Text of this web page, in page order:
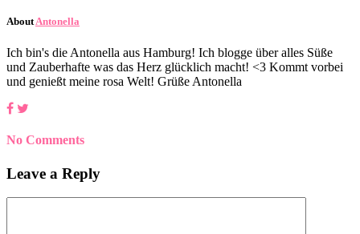
About Antonella
Ich bin's die Antonella aus Hamburg! Ich blogge über alles Süße
und Zauberhafte was das Herz glücklich macht! <3 Kommt vorbei
und genießt meine rosa Welt! Grüße Antonella
No Comments
Leave a Reply